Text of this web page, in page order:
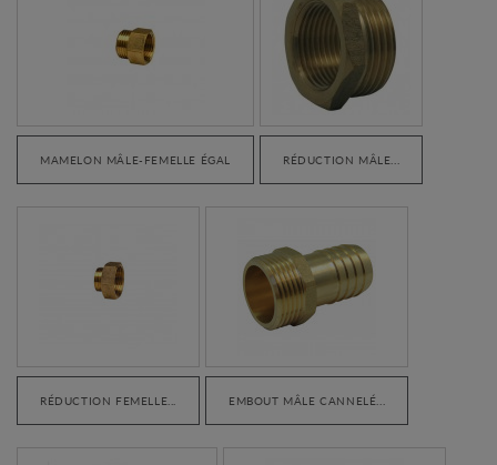
MAMELON MÂLE-FEMELLE ÉGAL RÉDUCTION MÂLE...
RÉDUCTION FEMELLE... EMBOUT MÂLE CANNELÉ...